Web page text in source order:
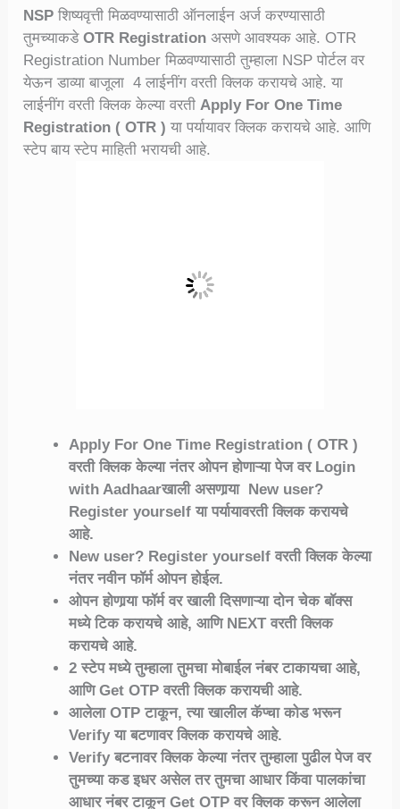
NSP शिष्यवृत्ती मिळवण्यासाठी ऑनलाईन अर्ज करण्यासाठी
तुमच्याकडेOTR Registration असणे आवश्यक आहे. OTR
Registration Number मिळवण्यासाठी तुम्हाला NSP पोर्टल वर
येऊन डाव्या बाजूला 4 लाईनींग वरती क्लिक करायचे आहे. या
लाईनींग वरती क्लिक केल्या वरती Apply For One Time
Registration ( OTR ) या पर्यायावर क्लिक करायचे आहे. आणि
स्टेप बाय स्टेप माहिती भरायची आहे.
Apply For One Time Registration ( OTR )
वरती क्लिक केल्या नंतर ओपन होणाऱ्या पेज वर Login
with Aadhaarखाली असणार्‍या New user?
Register yourself या पर्यायावरती क्लिक करायचे
आहे.
New user? Register yourself वरती क्लिक केल्या
नंतर नवीन फॉर्म ओपन होईल.
ओपन होणार्‍या फॉर्म वर खाली दिसणाऱ्या दोन चेक बॉक्स
मध्ये टिक करायचे आहे, आणि NEXT वरती क्लिक
करायचे आहे.
2 स्टेप मध्ये तुम्हाला तुमचा मोबाईल नंबर टाकायचा आहे,
आणि Get OTP वरती क्लिक करायची आहे.
आलेला OTP टाकून, त्या खालील कॅप्चा कोड भरून
Verify या बटणावर क्लिक करायचे आहे.
Verify बटनावर क्लिक केल्या नंतर तुम्हाला पुढील पेज वर
तुमच्या कड इधर असेल तर तुमचा आधार किंवा पालकांचा
आधार नंबर टाकून Get OTP वर क्लिक करून आलेला